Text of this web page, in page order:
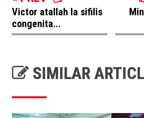
Victor atallah la sifilis
congenita...
SIMILAR